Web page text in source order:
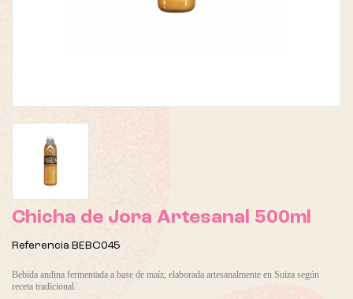
Chicha de Jora Artesanal 500ml
Referencia BEBC045
Bebida andina fermentada a base de maíz, elaborada artesanalmente en Suiza según
receta tradicional.